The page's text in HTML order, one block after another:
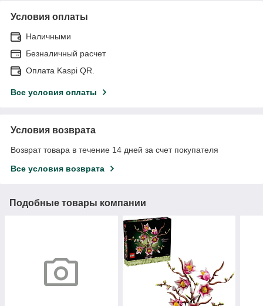
Условия оплаты
Наличными
Безналичный расчет
Оплата Kaspi QR.
Все условия оплаты
Условия возврата
Возврат товара в течение 14 дней за счет покупателя
Все условия возврата
Подобные товары компании